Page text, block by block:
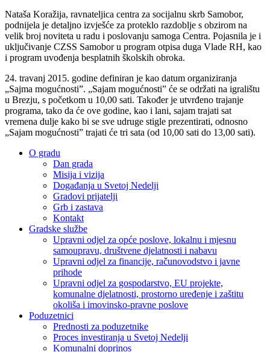
Nataša Koražija, ravnateljica centra za socijalnu skrb Samobor,
podnijela je detaljno izvješće za proteklo razdoblje s obzirom na
velik broj noviteta u radu i poslovanju samoga Centra. Pojasnila je i
uključivanje CZSS Samobor u program otpisa duga Vlade RH, kao
i program uvođenja besplatnih školskih obroka.
24. travanj 2015. godine definiran je kao datum organiziranja
„Sajma mogućnosti”. „Sajam mogućnosti” će se održati na igralištu
u Brezju, s početkom u 10,00 sati. Također je utvrđeno trajanje
programa, tako da će ove godine, kao i lani, sajam trajati sat
vremena dulje kako bi se sve udruge stigle prezentirati, odnosno
„Sajam mogućnosti” trajati će tri sata (od 10,00 sati do 13,00 sati).
O gradu
Dan grada
Misija i vizija
Događanja u Svetoj Nedelji
Gradovi prijatelji
Grb i zastava
Kontakt
Gradske službe
Upravni odjel za opće poslove, lokalnu i mjesnu
samoupravu, društvene djelatnosti i nabavu
Upravni odjel za financije, računovodstvo i javne
prihode
Upravni odjel za gospodarstvo, EU projekte,
komunalne djelatnosti, prostorno uređenje i zaštitu
okoliša i imovinsko-pravne poslove
Poduzetnici
Prednosti za poduzetnike
Proces investiranja u Svetoj Nedelji
Komunalni doprinos